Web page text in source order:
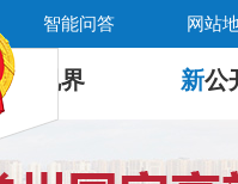
智能问答 网站
新 视界 新公